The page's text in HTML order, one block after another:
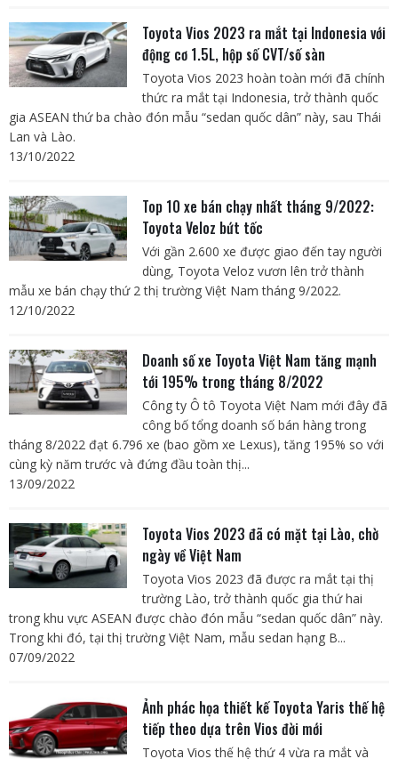
Toyota Vios 2023 ra mắt tại Indonesia với
động cơ 1.5L, hộp số CVT/số sàn
Toyota Vios 2023 hoàn toàn mới đã chính
thức ra mắt tại Indonesia, trở thành quốc
gia ASEAN thứ ba chào đón mẫu “sedan quốc dân” này, sau Thái
Lan và Lào.
13/10/2022
Top 10 xe bán chạy nhất tháng 9/2022:
Toyota Veloz bứt tốc
Với gần 2.600 xe được giao đến tay người
dùng, Toyota Veloz vươn lên trở thành
mẫu xe bán chạy thứ 2 thị trường Việt Nam tháng 9/2022.
12/10/2022
Doanh số xe Toyota Việt Nam tăng mạnh
tới 195% trong tháng 8/2022
Công ty Ô tô Toyota Việt Nam mới đây đã
công bố tổng doanh số bán hàng trong
tháng 8/2022 đạt 6.796 xe (bao gồm xe Lexus), tăng 195% so với
cùng kỳ năm trước và đứng đầu toàn thị...
13/09/2022
Toyota Vios 2023 đã có mặt tại Lào, chờ
ngày về Việt Nam
Toyota Vios 2023 đã được ra mắt tại thị
trường Lào, trở thành quốc gia thứ hai
trong khu vực ASEAN được chào đón mẫu “sedan quốc dân” này.
Trong khi đó, tại thị trường Việt Nam, mẫu sedan hạng B...
07/09/2022
Ảnh phác họa thiết kế Toyota Yaris thế hệ
tiếp theo dựa trên Vios đời mới
Toyota Vios thế hệ thứ 4 vừa ra mắt và